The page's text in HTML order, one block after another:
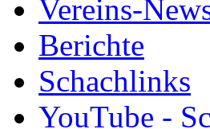
Vereins-
Berichte
Schachlinks
YouTube -